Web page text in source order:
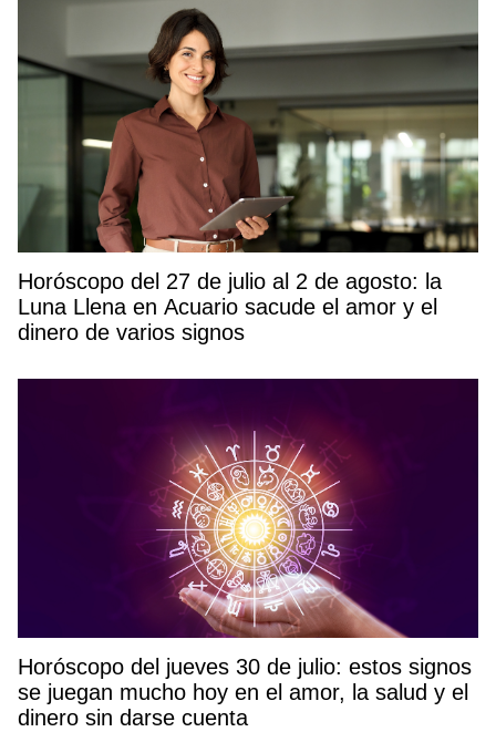
Horóscopo del 27 de julio al 2 de agosto: la
Luna Llena en Acuario sacude el amor y el
dinero de varios signos
Horóscopo del jueves 30 de julio: estos signos
se juegan mucho hoy en el amor, la salud y el
dinero sin darse cuenta